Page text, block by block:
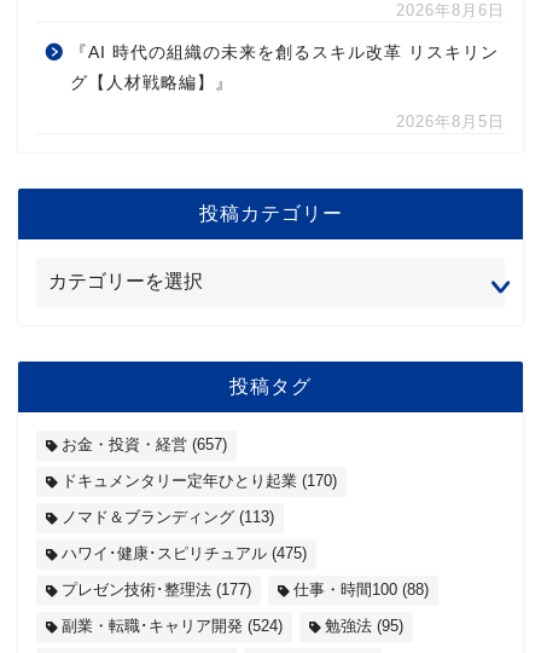
2026年8月6日
『AI 時代の組織の未来を創るスキル改革 リスキリン
グ【人材戦略編】』
2026年8月5日
投稿カテゴリー
投稿タグ
お金・投資・経営 (657)
ドキュメンタリー定年ひとり起業 (170)
ノマド＆ブランディング (113)
ハワイ･健康･スピリチュアル (475)
プレゼン技術･整理法 (177) 仕事・時間100 (88)
副業・転職･キャリア開発 (524) 勉強法 (95)